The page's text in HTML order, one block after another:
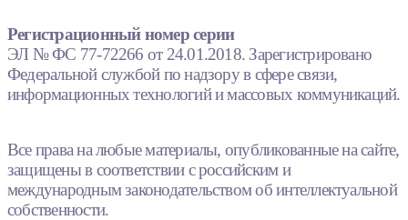
Регистрационный номер серии
ЭЛ № ФС 77-72266 от 24.01.2018. Зарегистрировано
Федеральной службой по надзору в сфере связи,
информационных технологий и массовых коммуникаций.
Все права на любые материалы, опубликованные на сайте,
защищены в соответствии с российским и
международным законодательством об интеллектуальной
собственности.